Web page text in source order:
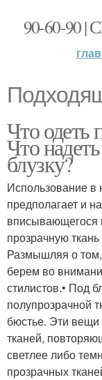
90-60-
Что одеть
Что
блузку?
Использование в
предполагает и
вписывающегося
прозрачную
Размышляя о том,
берем во
стилистов.• Под
полупрозрачной
бюстье. Эти вещи
тканей,
светлее либо
прозрачных